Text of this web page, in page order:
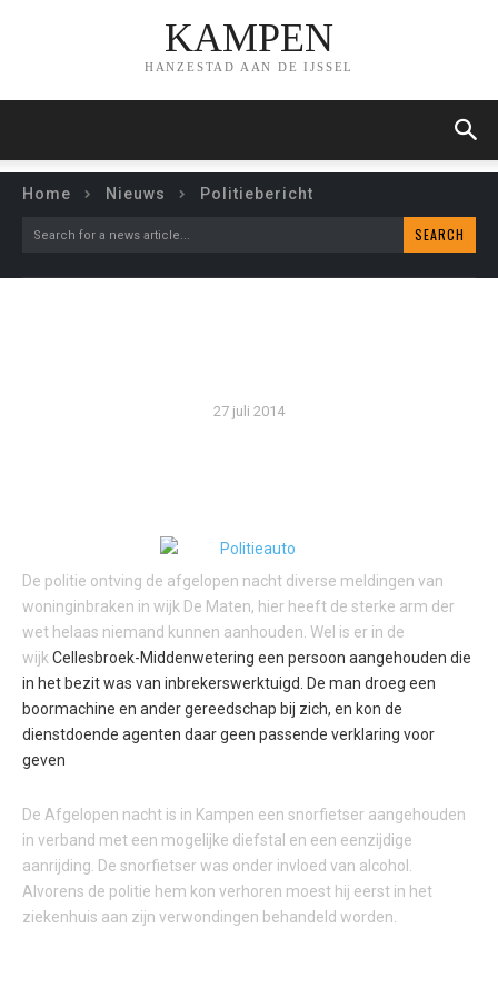
KAMPEN
HANZESTAD AAN DE IJSSEL
Home Nieuws Politiebericht
Search for a news article... SEARCH
27 juli 2014
De politie ontving de afgelopen nacht diverse meldingen van
woninginbraken in wijk De Maten, hier heeft de sterke arm der
wet helaas niemand kunnen aanhouden. Wel is er in de
wijk Cellesbroek-Middenwetering een persoon aangehouden die
in het bezit was van inbrekerswerktuigd. De man droeg een
boormachine en ander gereedschap bij zich, en kon de
dienstdoende agenten daar geen passende verklaring voor
geven
De Afgelopen nacht is in Kampen een snorfietser aangehouden
in verband met een mogelijke diefstal en een eenzijdige
aanrijding. De snorfietser was onder invloed van alcohol.
Alvorens de politie hem kon verhoren moest hij eerst in het
ziekenhuis aan zijn verwondingen behandeld worden.